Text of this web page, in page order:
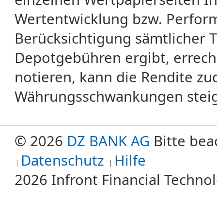
Wertentwicklung bzw.
Berücksichtigung sämtlicher
Depotgebühren ergibt,
notieren, kann die Rendite
Währungsschwankungen
© 2026 DZ BANK AG Bitte
Datenschutz Hilfe
2026 Infront Financial